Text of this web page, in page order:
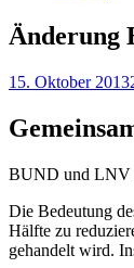
Änderung
15. Oktober 2013
BUND und LNV
Die Bedeutung
Hälfte zu
gehandelt wird.